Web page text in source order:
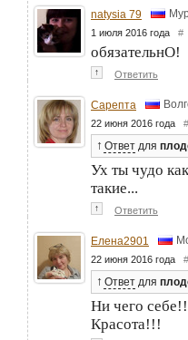
natysia 79
1 июля 2016 года #
обязательнО!
↑ Ответить
Сарепта
22 июня 2016 года #
↑ Ответ для
Ух ты чудо
такие...
↑ Ответить
Елена2901
22 июня 2016 года #
↑ Ответ для
Ни чего
Красота!!!